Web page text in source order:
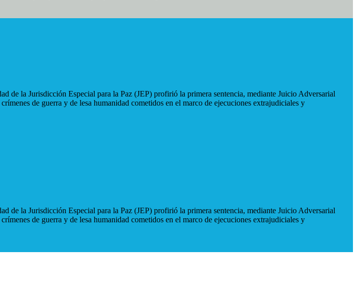
de la Jurisdicción Especial para la Paz (JEP) profirió la primera sentencia, mediante Juicio Adversarial
de guerra y de lesa humanidad cometidos en el marco de ejecuciones extrajudiciales y
de la Jurisdicción Especial para la Paz (JEP) profirió la primera sentencia, mediante Juicio Adversarial
de guerra y de lesa humanidad cometidos en el marco de ejecuciones extrajudiciales y